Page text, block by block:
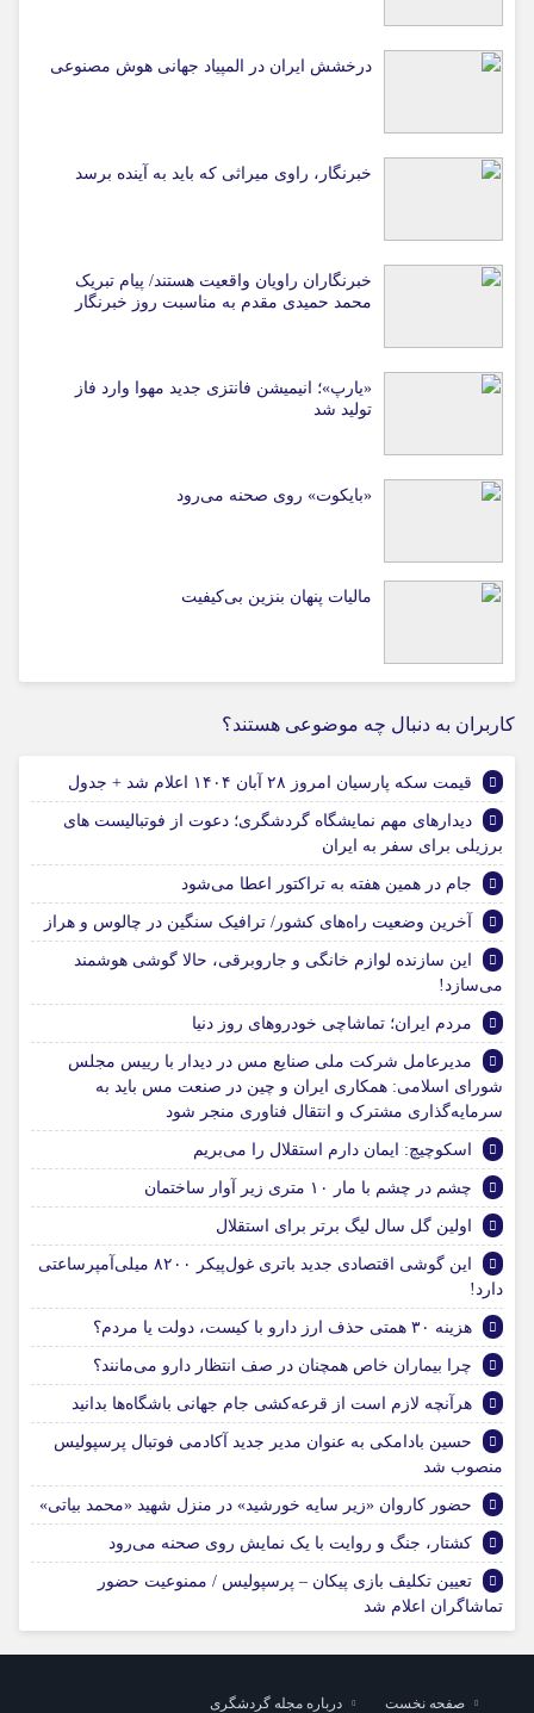
درخشش ایران در المپیاد جهانی هوش مصنوعی
خبرنگار، راوی میراثی که باید به آینده برسد
خبرنگاران راویان واقعیت هستند/ پیام تبریک
محمد حمیدی مقدم به مناسبت روز خبرنگار
«یارپ»؛ انیمیشن فانتزی جدید مهوا وارد فاز
تولید شد
«بایکوت» روی صحنه می‌رود
مالیات پنهان بنزین بی‌کیفیت
کاربران به دنبال چه موضوعی هستند؟
قیمت سکه پارسیان امروز ۲۸ آبان ۱۴۰۴ اعلام شد + جدول
دیدارهای مهم نمایشگاه گردشگری؛ دعوت از فوتبالیست های
برزیلی برای سفر به ایران
جام در همین هفته به تراکتور اعطا می‌شود
آخرین وضعیت راه‌های کشور/ ترافیک سنگین در چالوس و هراز
این سازنده لوازم خانگی و جاروبرقی، حالا گوشی هوشمند
می‌سازد!
مردم ایران؛ تماشاچی خودروهای روز دنیا
مدیرعامل شرکت ملی صنایع مس در دیدار با رییس مجلس
شورای اسلامی: همکاری ایران و چین در صنعت مس باید به
سرمایه‌گذاری مشترک و انتقال فناوری منجر شود
اسکوچیچ: ایمان دارم استقلال را می‌بریم
چشم در چشم با مار ۱۰ متری زیر آوار ساختمان
اولین گل سال لیگ برتر برای استقلال
این گوشی اقتصادی جدید باتری غول‌پیکر ۸۲۰۰ میلی‌آمپرساعتی
دارد!
هزینه ۳۰ همتی حذف ارز دارو با کیست، دولت یا مردم؟
چرا بیماران خاص همچنان در صف انتظار دارو می‌مانند؟
هرآنچه لازم است از قرعه‌کشی جام جهانی باشگاه‌ها بدانید
حسین بادامکی به عنوان مدیر جدید آکادمی فوتبال پرسپولیس
منصوب شد
حضور کاروان «زیر سایه خورشید» در منزل شهید «محمد بیاتی»
کشتار، جنگ و روایت با یک نمایش روی صحنه می‌رود
تعیین تکلیف بازی پیکان – پرسپولیس / ممنوعیت حضور
تماشاگران اعلام شد
صفحه نخست درباره مجله گردشگری